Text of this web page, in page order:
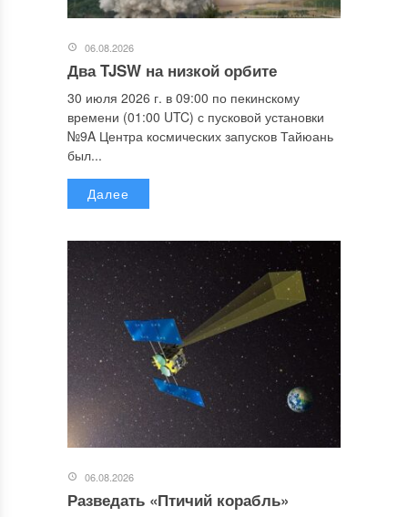
06.08.2026
Два TJSW на низкой орбите
30 июля 2026 г. в 09:00 по пекинскому
времени (01:00 UTC) с пусковой установки
№9A Центра космических запусков Тайюань
был...
Далее
06.08.2026
Разведать «Птичий корабль»